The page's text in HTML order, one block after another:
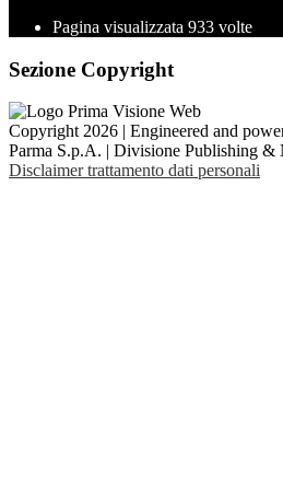
Pagina visualizzata 933 volte
Sezione Copyright
Copyright 2026 | Engineered and
Parma S.p.A. | Divisione Publishing &
Disclaimer trattamento dati personali